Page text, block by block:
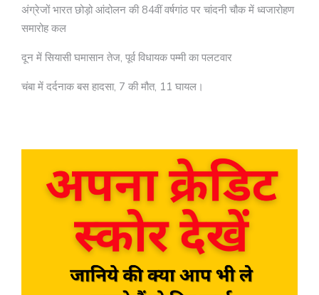
अंग्रेजों भारत छोड़ो आंदोलन की 84वीं वर्षगांठ पर चांदनी चौक में ध्वजारोहण
समारोह कल
दून में सियासी घमासान तेज, पूर्व विधायक पम्मी का पलटवार
चंबा में दर्दनाक बस हादसा, 7 की मौत, 11 घायल।